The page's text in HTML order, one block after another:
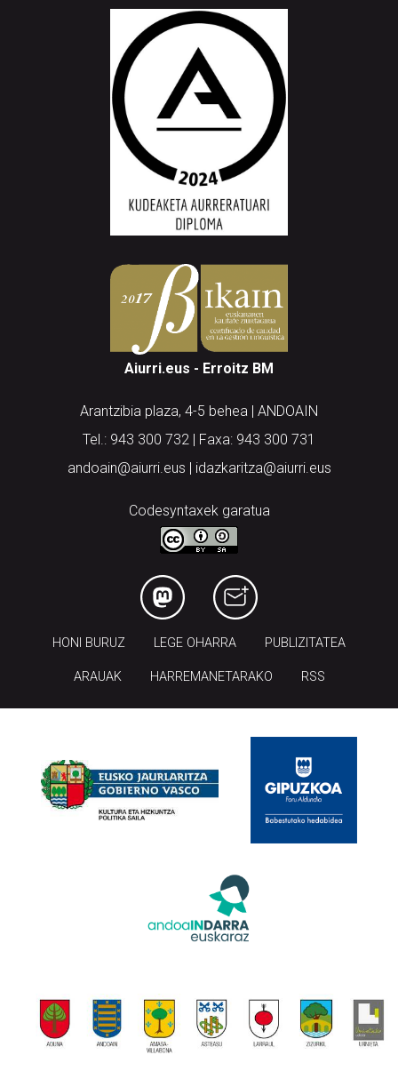
Aiurri.eus - Erroitz BM
Arantzibia plaza, 4-5 behea | ANDOAIN
Tel.: 943 300 732 | Faxa: 943 300 731
andoain@aiurri.eus | idazkaritza@aiurri.eus
Codesyntaxek garatua
HONI BURUZ LEGE OHARRA PUBLIZITATEA
ARAUAK HARREMANETARAKO RSS